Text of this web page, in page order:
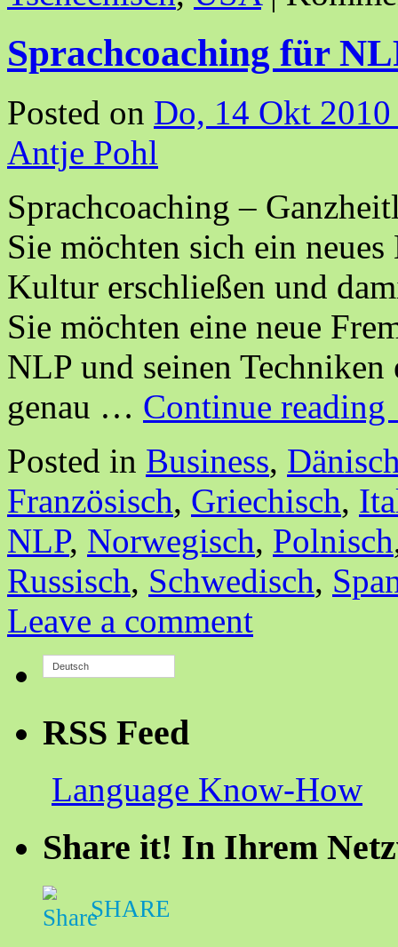
Sprachcoaching für
Posted on Do, 14 Okt 2010
Antje Pohl
Sprachcoaching –
Sie möchten sich ein
Kultur erschließen und
Sie möchten eine neue
NLP und seinen
genau … Continue reading
Posted in Business,
Französisch, Griechisch,
NLP, Norwegisch, Polnisch
Russisch, Schwedisch,
Leave a comment
Deutsch
RSS Feed
Language Know-How
Share it! In Ihrem
SHARE